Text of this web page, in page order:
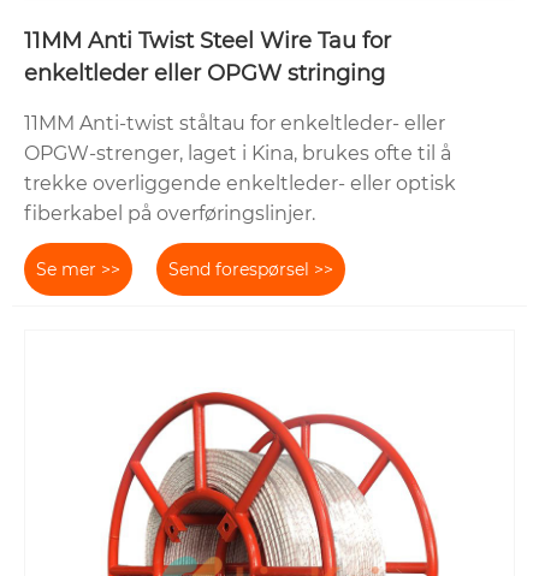
11MM Anti Twist Steel Wire Tau for
enkeltleder eller OPGW stringing
11MM Anti-twist ståltau for enkeltleder- eller
OPGW-strenger, laget i Kina, brukes ofte til å
trekke overliggende enkeltleder- eller optisk
fiberkabel på overføringslinjer.
Se mer >> Send forespørsel >>